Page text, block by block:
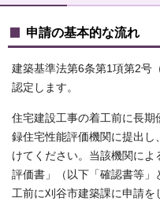
申請の基本的な流れ
建築基準法第6条第1項第2号
認定します。
住宅建設工事の着工前に長
録住宅性能評価機関に提出
けてください。当該機関に
評価書」（以下「確認書等
工前に刈谷市建築課に申請